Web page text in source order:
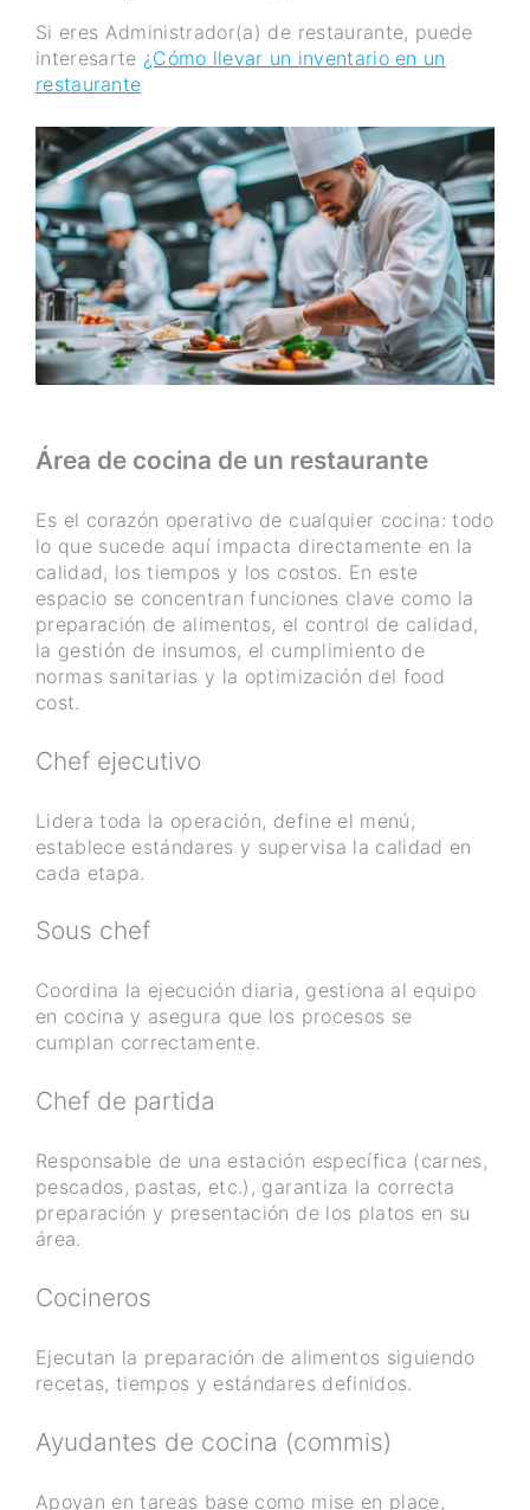
Si eres Administrador(a) de restaurante, puede
interesarte ¿Cómo llevar un inventario en un
restaurante
Área de cocina de un restaurante
Es el corazón operativo de cualquier cocina: todo
lo que sucede aquí impacta directamente en la
calidad, los tiempos y los costos. En este
espacio se concentran funciones clave como la
preparación de alimentos, el control de calidad,
la gestión de insumos, el cumplimiento de
normas sanitarias y la optimización del food
cost.
Chef ejecutivo
Lidera toda la operación, define el menú,
establece estándares y supervisa la calidad en
cada etapa.
Sous chef
Coordina la ejecución diaria, gestiona al equipo
en cocina y asegura que los procesos se
cumplan correctamente.
Chef de partida
Responsable de una estación específica (carnes,
pescados, pastas, etc.), garantiza la correcta
preparación y presentación de los platos en su
área.
Cocineros
Ejecutan la preparación de alimentos siguiendo
recetas, tiempos y estándares definidos.
Ayudantes de cocina (commis)
Apoyan en tareas base como mise en place,